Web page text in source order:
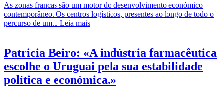
As zonas francas são um motor do desenvolvimento económico
contemporâneo. Os centros logísticos, presentes ao longo de todo o
percurso de um... Leia mais
Patricia Beiro: «A indústria farmacêutica
escolhe o Uruguai pela sua estabilidade
política e económica.»